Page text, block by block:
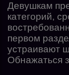
Девушкам
категорий,
первом
устраивают
Обнажаться